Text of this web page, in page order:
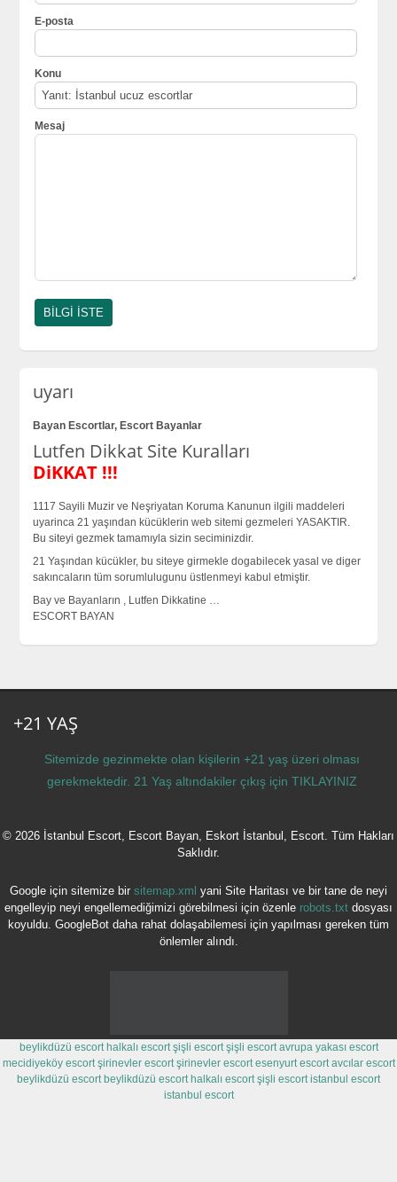
E-posta
Konu
Mesaj
uyarı
Bayan Escortlar, Escort Bayanlar
Lutfen Dikkat Site Kuralları
DiKKAT !!!
1117 Sayili Muzir ve Neşriyatan Koruma Kanunun ilgili maddeleri
uyarinca 21 yaşından kücüklerin web sitemi gezmeleri YASAKTIR.
Bu siteyi gezmek tamamıyla sizin seciminizdir.
21 Yaşından kücükler, bu siteye girmekle dogabilecek yasal ve diger
sakıncaların tüm sorumlulugunu üstlenmeyi kabul etmiştir.
Bay ve Bayanların , Lutfen Dikkatine …
ESCORT BAYAN
+21 YAŞ
Sitemizde gezinmekte olan kişilerin +21 yaş üzeri olması
gerekmektedir. 21 Yaş altındakiler çıkış için TIKLAYINIZ
© 2026 İstanbul Escort, Escort Bayan, Eskort İstanbul, Escort. Tüm Hakları
Saklıdır.
Google için sitemize bir sitemap.xml yani Site Haritası ve bir tane de neyi
engelleyip neyi engellemediğimizi görebilmesi için özenle robots.txt dosyası
koyuldu. GoogleBot daha rahat dolaşabilemesi için yapılması gereken tüm
önlemler alındı.
beylikdüzü escort halkalı escort şişli escort şişli escort avrupa yakası escort
mecidiyeköy escort şirinevler escort şirinevler escort esenyurt escort avcılar escort
beylikdüzü escort beylikdüzü escort halkalı escort şişli escort istanbul escort
istanbul escort